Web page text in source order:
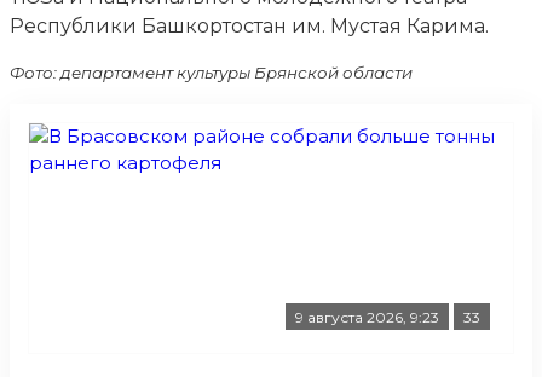
Республики Башкортостан им. Мустая Карима.
Фото: департамент культуры Брянской области
9 августа 2026, 9:23 33